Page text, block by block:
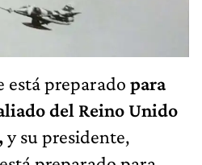
está preparado para
del Reino Unido
y su presidente,